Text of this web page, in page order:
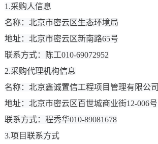
1.采购人信息
名称：北京市密云区生态环境局
地址：北京市密云区新南路65号
联系方式：陈工010-69072952
2.采购代理机构信息
名称：北京鑫诚置信工程项目管理有限公司
地址：北京市密云区百世城商业街12-006号
联系方式：程秀华010-89081678
3.项目联系方式